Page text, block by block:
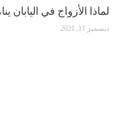
لماذا الأزواج في
ديسمبر 11, 2021